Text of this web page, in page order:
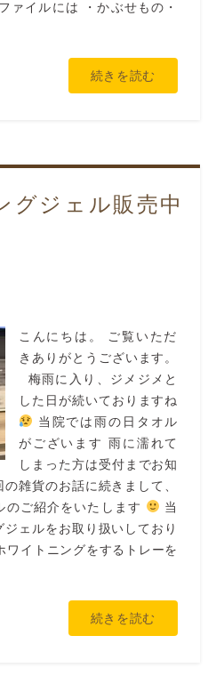
ァイルには ・かぶせもの・
続きを読む
グジェル販売中
こんにちは。 ご覧いただ
きありがとうございます。
梅雨に入り、ジメジメと
した日が続いておりますね
当院では雨の日タオル
がございます 雨に濡れて
しまった方は受付までお知
雑貨のお話に続きまして、
のご紹介をいたします
当
ェルをお取り扱いしており
ワイトニングをするトレーを
続きを読む